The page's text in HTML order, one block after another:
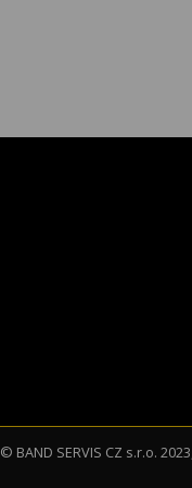
© BAND SERVIS CZ s.r.o.